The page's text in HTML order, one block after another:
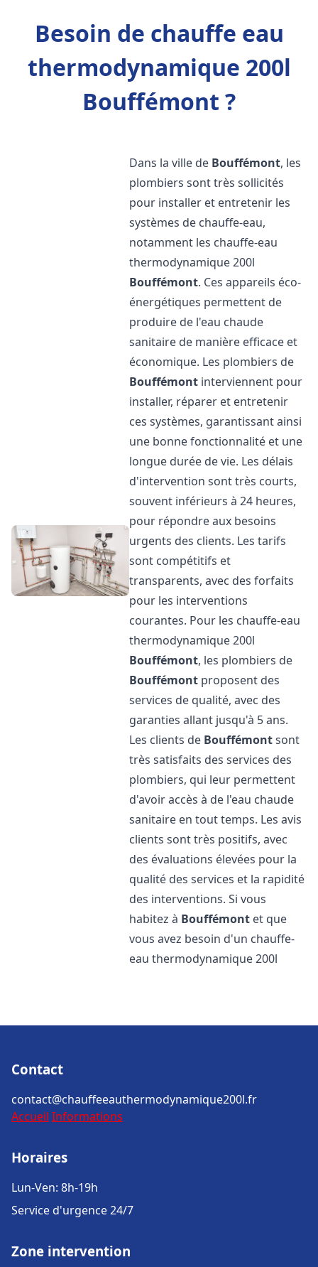
Besoin de chauffe eau
thermodynamique 200l
Bouffémont ?
Dans la ville de Bouffémont, les
plombiers sont très sollicités
pour installer et entretenir les
systèmes de chauffe-eau,
notamment les chauffe-eau
thermodynamique 200l
Bouffémont. Ces appareils éco-
énergétiques permettent de
produire de l'eau chaude
sanitaire de manière efficace et
économique. Les plombiers de
Bouffémont interviennent pour
installer, réparer et entretenir
ces systèmes, garantissant ainsi
une bonne fonctionnalité et une
longue durée de vie. Les délais
d'intervention sont très courts,
souvent inférieurs à 24 heures,
pour répondre aux besoins
urgents des clients. Les tarifs
sont compétitifs et
transparents, avec des forfaits
pour les interventions
courantes. Pour les chauffe-eau
thermodynamique 200l
Bouffémont, les plombiers de
Bouffémont proposent des
services de qualité, avec des
garanties allant jusqu'à 5 ans.
Les clients de Bouffémontsont
très satisfaits des services des
plombiers, qui leur permettent
d'avoir accès à de l'eau chaude
sanitaire en tout temps. Les avis
clients sont très positifs, avec
des évaluations élevées pour la
qualité des services et la rapidité
des interventions. Si vous
habitez à Bouffémont et que
vous avez besoin d'un chauffe-
eau thermodynamique 200l
Contact
contact@chauffeeauthermodynamique200l.fr
Accueil Informations
Horaires
Lun-Ven: 8h-19h
Service d'urgence 24/7
Zone intervention